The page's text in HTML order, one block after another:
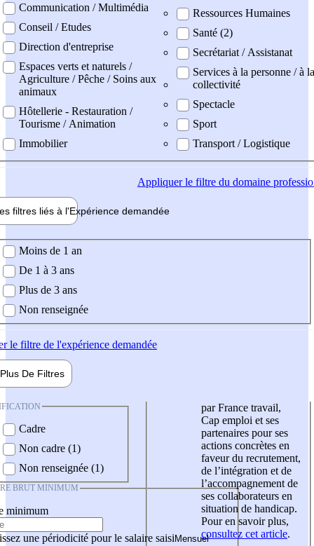
Communication / Multimédia
Conseil / Etudes
Direction d'entreprise
Espaces verts et naturels /
Agriculture / Pêche / Soins aux
animaux
Hôtellerie - Restauration /
Tourisme / Animation
Immobilier
Ressources Humaines
Santé (2)
Secrétariat / Assistanat
Services à la personne / à la
collectivité
Spectacle
Sport
Transport / Logistique
Appliquerle filtre du domaine
filtres liés à l'Expérience demandée
demandée
Moins de 1 an
De 1 à 3 ans
Plus de 3 ans
Non renseignée
le filtre de l'expérience demandée
Plus De Filtres
Cadre
Non cadre (1)
Non renseignée (1)
BRUT MINIMUM
minimum
une périodicité pour le salaire saisi
par France travail,
Cap emploi et ses
partenaires pour ses
actions concrètes en
faveur du recrutement,
de l’intégration et de
l’accompagnement de
ses collaborateurs en
situation de handicap.
Pour en savoir plus,
consultez cet article.